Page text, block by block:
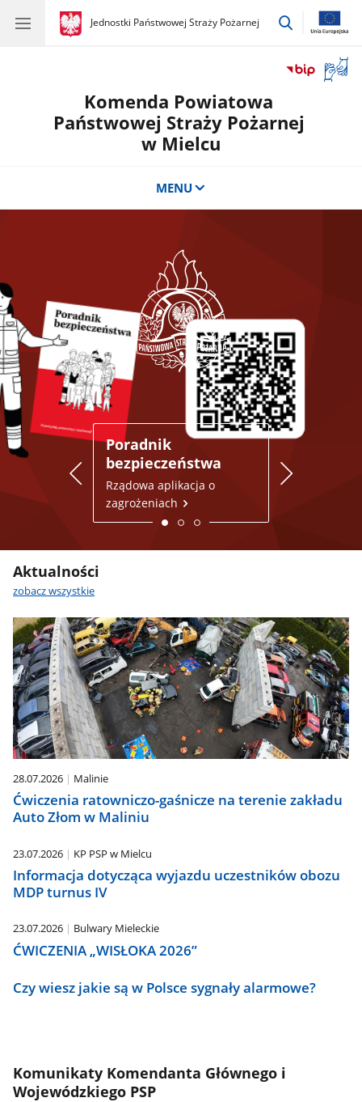
gov.pl
Jednostki Państwowej Straży Pożarnej
gov.pl
Jednostki
przejdź
okno
Komenda Powiatowa
Państwowej Straży Pożarnej
w Mielcu
MENU
Poradnik
bezpieczeństwa
Rządowa aplikacja o
zagrożeniach
Gdzie się
Punkty
Polsce
Aktualności
zobacz wszystkie
28.07.2026 Malinie
Ćwiczenia ratowniczo-gaśnicze na terenie zakładu
Auto Złom w Maliniu
23.07.2026 KP PSP w Mielcu
Informacja dotycząca wyjazdu uczestników obozu
MDP turnus IV
23.07.2026 Bulwary Mieleckie
ĆWICZENIA „WISŁOKA 2026”
Czy wiesz jakie są w Polsce sygnały alarmowe?
Komunikaty Komendanta Głównego i
Wojewódzkiego PSP